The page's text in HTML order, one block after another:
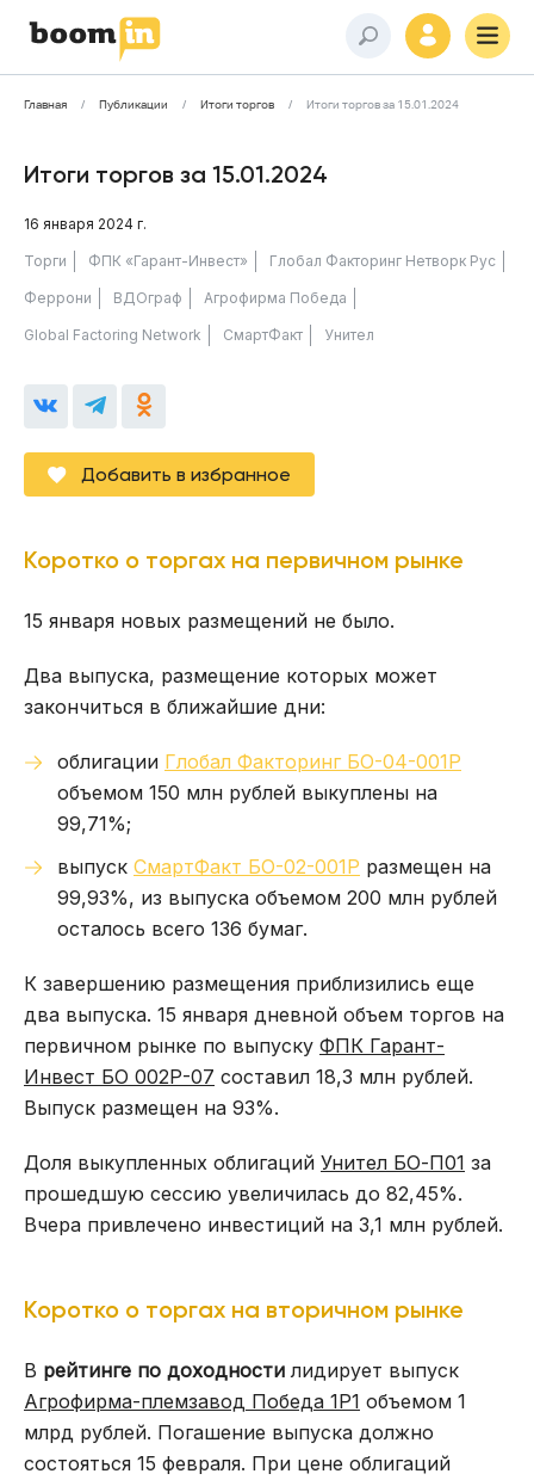
Главная Публикации Итоги торгов Итоги торгов за 15.01.2024
Итоги торгов за 15.01.2024
16 января 2024 г.
Торги ФПК «Гарант-Инвест» Глобал Факторинг Нетворк Рус
Феррони ВДОграф Агрофирма Победа
Global Factoring Network СмартФакт Унител
Добавить в избранное
Коротко о торгах на первичном рынке
15 января новых размещений не было.
Два выпуска, размещение которых может
закончиться в ближайшие дни:
облигации Глобал Факторинг БО-04-001P
объемом 150 млн рублей выкуплены на
99,71%;
выпуск СмартФакт БО-02-001P размещен на
99,93%, из выпуска объемом 200 млн рублей
осталось всего 136 бумаг.
К завершению размещения приблизились еще
два выпуска. 15 января дневной объем торгов на
первичном рынке по выпуску ФПК Гарант-
Инвест БО 002Р-07 составил 18,3 млн рублей.
Выпуск размещен на 93%.
Доля выкупленных облигаций Унител БО-П01 за
прошедшую сессию увеличилась до 82,45%.
Вчера привлечено инвестиций на 3,1 млн рублей.
Коротко о торгах на вторичном рынке
В рейтинге по доходности лидирует выпуск
Агрофирма-племзавод Победа 1Р1 объемом 1
млрд рублей. Погашение выпуска должно
состояться 15 февраля. При цене облигаций